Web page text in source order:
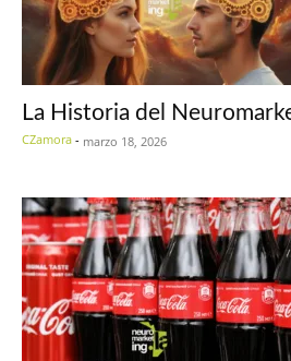
La Historia del
CZamora - marzo 18, 2026